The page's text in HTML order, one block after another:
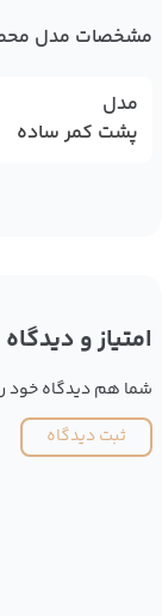
مشخصات مدل
مدل
پشت کمر ساده
امتیاز و دیدگاه
شما هم دیدگاه خود
ثبت دیدگاه